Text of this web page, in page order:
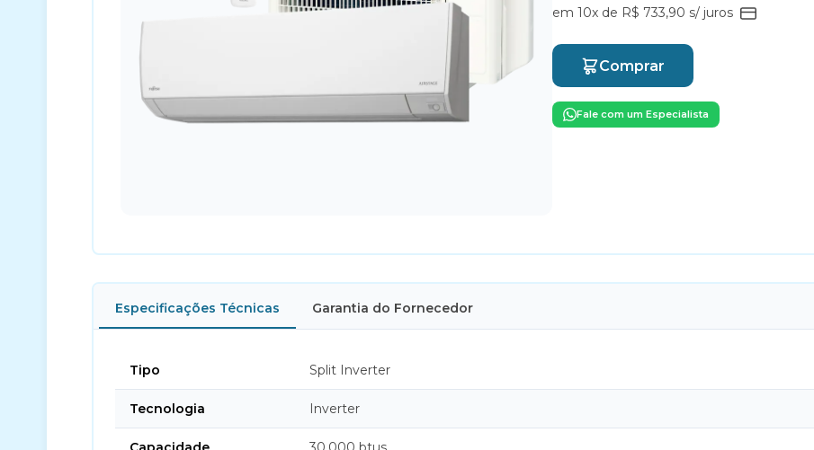
em 10x de R$ 733,90 s/ juros
Comprar
Fale com um Especialista
Especificações Técnicas Garantia do Fornecedor
Tipo Split Inverter
Tecnologia Inverter